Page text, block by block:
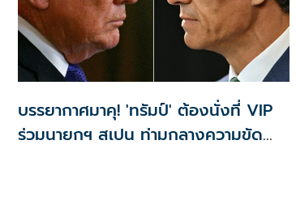
บรรยากาศมาคุ! 'ทรัมป์' ต้องนั่งที่ VIP
ร่วมนายกฯ สเปน ท่ามกลางความขัด